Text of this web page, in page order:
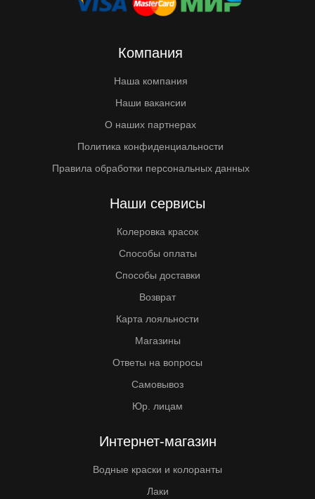
Компания
Наша компания
Наши вакансии
О наших партнерах
Политика конфиденциальности
Правила обработки персональных данных
Наши сервисы
Колеровка красок
Способы оплаты
Способы доставки
Возврат
Карта лояльности
Магазины
Ответы на вопросы
Самовывоз
Юр. лицам
Интернет-магазин
Водные краски и колоранты
Лаки